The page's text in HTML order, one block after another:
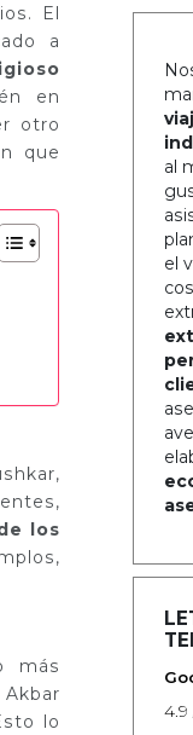
El
a
en
otro
que
los
más
lo
al
el
4.9